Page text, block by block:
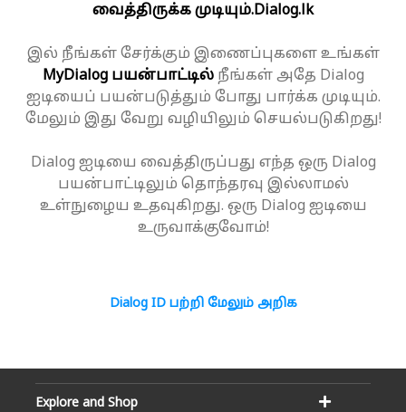
வைத்திருக்க முடியும்.Dialog.lk
இல் நீங்கள் சேர்க்கும் இணைப்புகளை உங்கள்
MyDialog பயன்பாட்டில்நீங்கள் அதே Dialog
ஐடியைப் பயன்படுத்தும் போது பார்க்க முடியும்.
மேலும் இது வேறு வழியிலும் செயல்படுகிறது!
Dialog ஐடியை வைத்திருப்பது எந்த ஒரு Dialog
பயன்பாட்டிலும் தொந்தரவு இல்லாமல்
உள்நுழைய உதவுகிறது. ஒரு Dialog ஐடியை
உருவாக்குவோம்!
Dialog ID பற்றி மேலும் அறிக
Explore and Shop